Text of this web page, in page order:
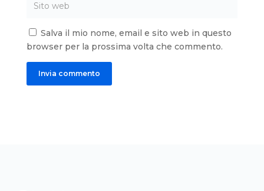
Salva il mio nome, email e sito web in questo
browser per la prossima volta che commento.
Invia commento